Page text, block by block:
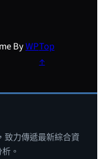
ByWPTop
↑
致力傳遞最新綜合資
。